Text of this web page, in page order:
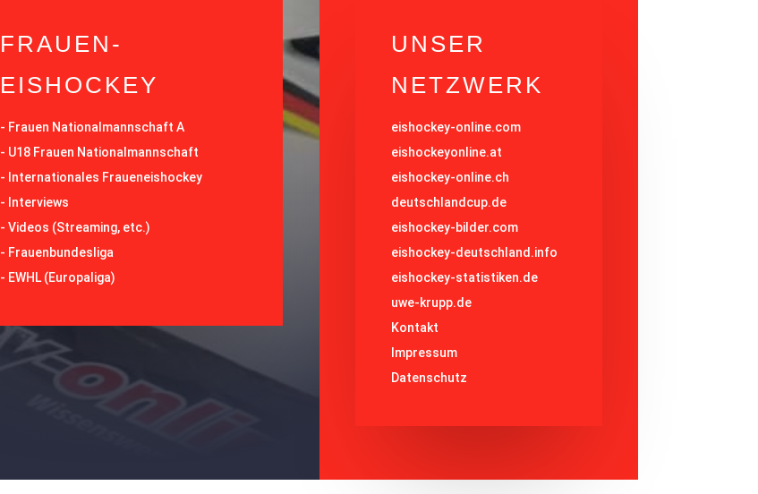
FRAUEN-
EISHOCKEY
- Frauen Nationalmannschaft A
- U18 Frauen Nationalmannschaft
- Internationales Fraueneishockey
- Interviews
- Videos (Streaming, etc.)
- Frauenbundesliga
- EWHL (Europaliga)
UNSER
NETZWERK
eishockey-online.com
eishockeyonline.at
eishockey-online.ch
deutschlandcup.de
eishockey-bilder.com
eishockey-deutschland.info
eishockey-statistiken.de
uwe-krupp.de
Kontakt
Impressum
Datenschutz